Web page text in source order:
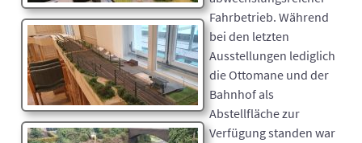
Fahrbetrieb. Während
bei den letzten
Ausstellungen lediglich
die Ottomane und der
Bahnhof als
Abstellfläche zur
Verfügung standen war